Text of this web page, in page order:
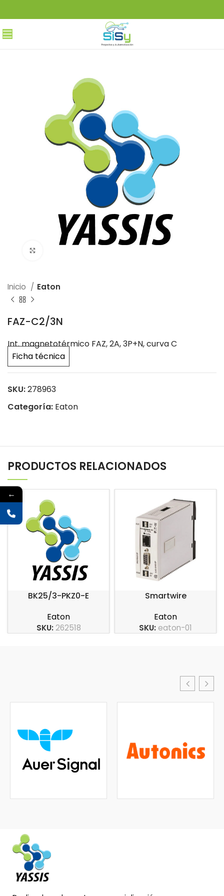
Inicio Eaton
FAZ-C2/3N
Int. magnetotérmico FAZ, 2A, 3P+N, curva C
Ficha técnica
SKU:278963
Categoría: Eaton
PRODUCTOS RELACIONADOS
BK25/3-PKZ0-E
Eaton
SKU:262518
Smartwire
Eaton
SKU: eaton-01
←